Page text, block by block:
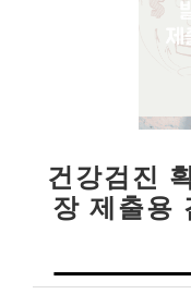
건강검진
장 제출용